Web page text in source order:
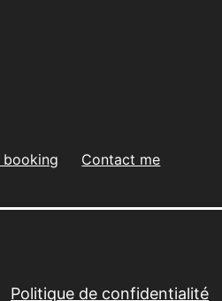
booking Contact me
Politique de confidentialité